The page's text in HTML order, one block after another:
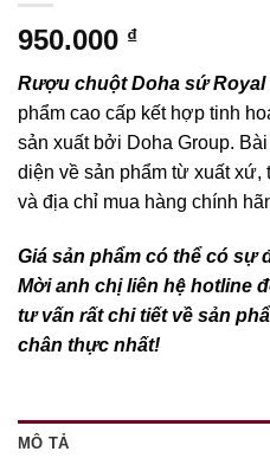
950.000 ₫
Rượu chuột Doha sứ Royal
phẩm cao cấp kết hợp tinh
sản xuất bởi Doha Group.
diện về sản phẩm từ xuất xứ,
và địa chỉ mua hàng chính
Giá sản phẩm có thể có sự
Mời anh chị liên hệ hotline
tư vấn rất chi tiết về sản
chân thực nhất!
MÔ TẢ